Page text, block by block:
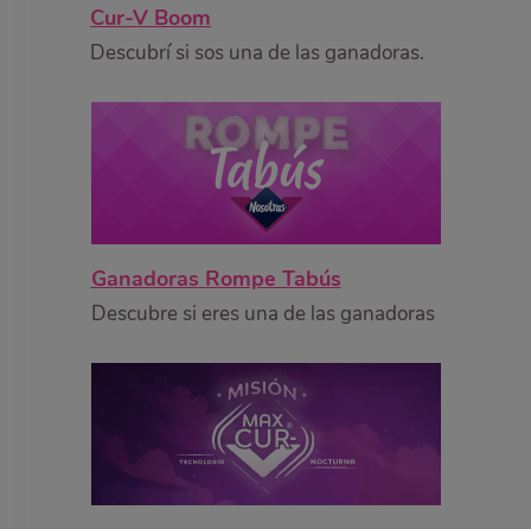
Cur-V Boom
Descubrí si sos una de las ganadoras.
Ganadoras Rompe Tabús
Descubre si eres una de las ganadoras